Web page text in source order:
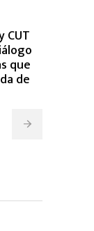
CUT
que
de